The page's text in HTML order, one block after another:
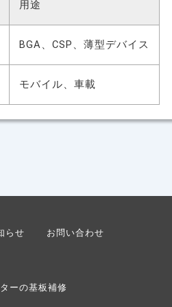
用途
BGA、CSP、薄型デバイス
モバイル、車載
らせ お問い合わせ
ーの基板補修